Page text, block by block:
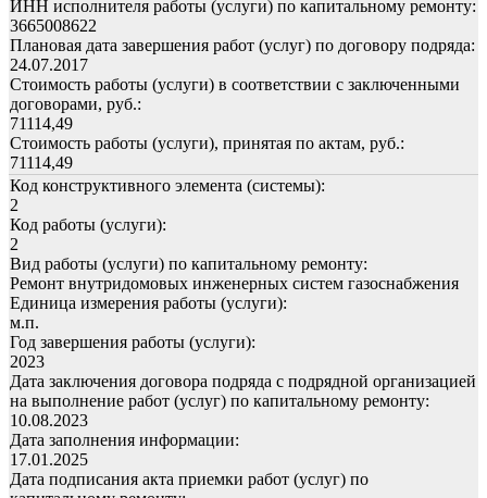
ИНН исполнителя работы (услуги) по капитальному ремонту:
3665008622
Плановая дата завершения работ (услуг) по договору подряда:
24.07.2017
Стоимость работы (услуги) в соответствии с заключенными
договорами, руб.:
71114,49
Стоимость работы (услуги), принятая по актам, руб.:
71114,49
Код конструктивного элемента (системы):
2
Код работы (услуги):
2
Вид работы (услуги) по капитальному ремонту:
Ремонт внутридомовых инженерных систем газоснабжения
Единица измерения работы (услуги):
м.п.
Год завершения работы (услуги):
2023
Дата заключения договора подряда с подрядной организацией
на выполнение работ (услуг) по капитальному ремонту:
10.08.2023
Дата заполнения информации:
17.01.2025
Дата подписания акта приемки работ (услуг) по